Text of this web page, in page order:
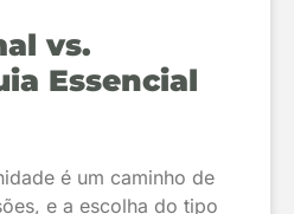
vs.
Essencial
é um caminho de
e a escolha do tipo